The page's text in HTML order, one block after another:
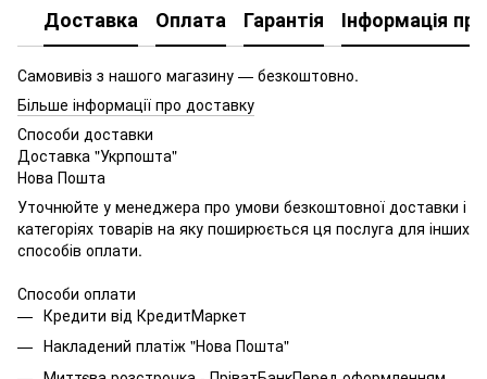
Доставка Оплата Гарантія Інформація
Самовивіз з нашого магазину — безкоштовно.
Більше інформації про доставку
Способи доставки
Доставка "Укрпошта"
Нова Пошта
Уточнюйте у менеджера про умови безкоштовної доставки і
категоріях товарів на яку поширюється ця послуга для інших
способів оплати.
Способи оплати
Кредити від КредитМаркет
Накладений платіж "Нова Пошта"